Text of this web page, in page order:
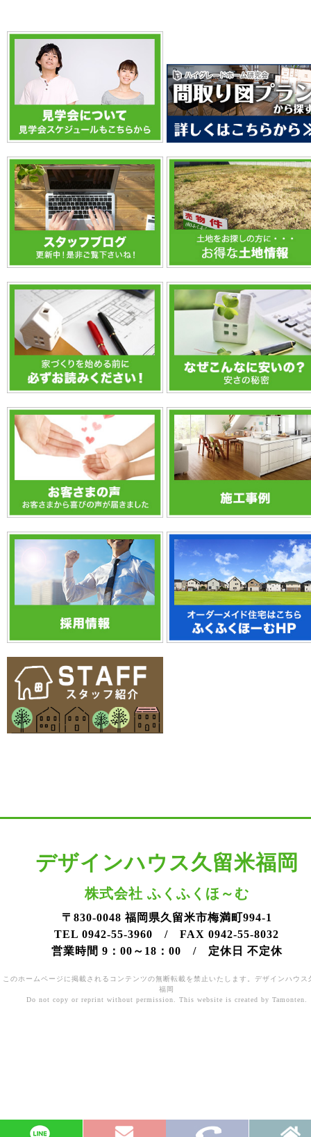
デザインハウス久留米福岡
株式会社 ふくふくほ～む
〒830-0048 福岡県久留米市梅満町994-1
TEL 0942-55-3960 / FAX 0942-55-8032
営業時間 9：00～18：00 / 定休日 不定休
このホームページに掲載されるコンテンツの無断転載を禁止いたします。デザインハウス
福岡
Do not copy or reprint without permission. This website is created by Tamonten.